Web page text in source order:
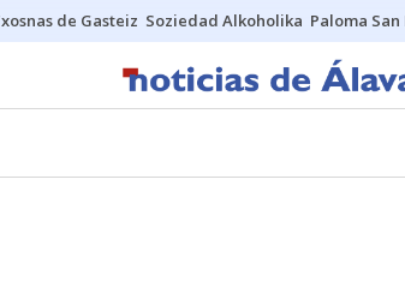
de Gasteiz Soziedad Alkoholika Paloma